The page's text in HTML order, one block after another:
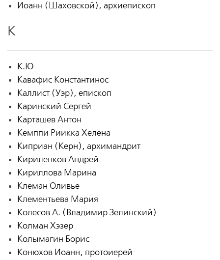
Иоанн (Шаховской), архиепископ
К
К.Ю
Кавафис Константинос
Каллист (Уэр), епископ
Каринский Сергей
Карташев Антон
Кемппи Риикка Хелена
Киприан (Керн), архимандрит
Кириленков Андрей
Кириллова Марина
Клеман Оливье
Клементьева Мария
Колесов А. (Владимир Зелинский)
Колман Хэзер
Колымагин Борис
Конюхов Иоанн, протоиерей